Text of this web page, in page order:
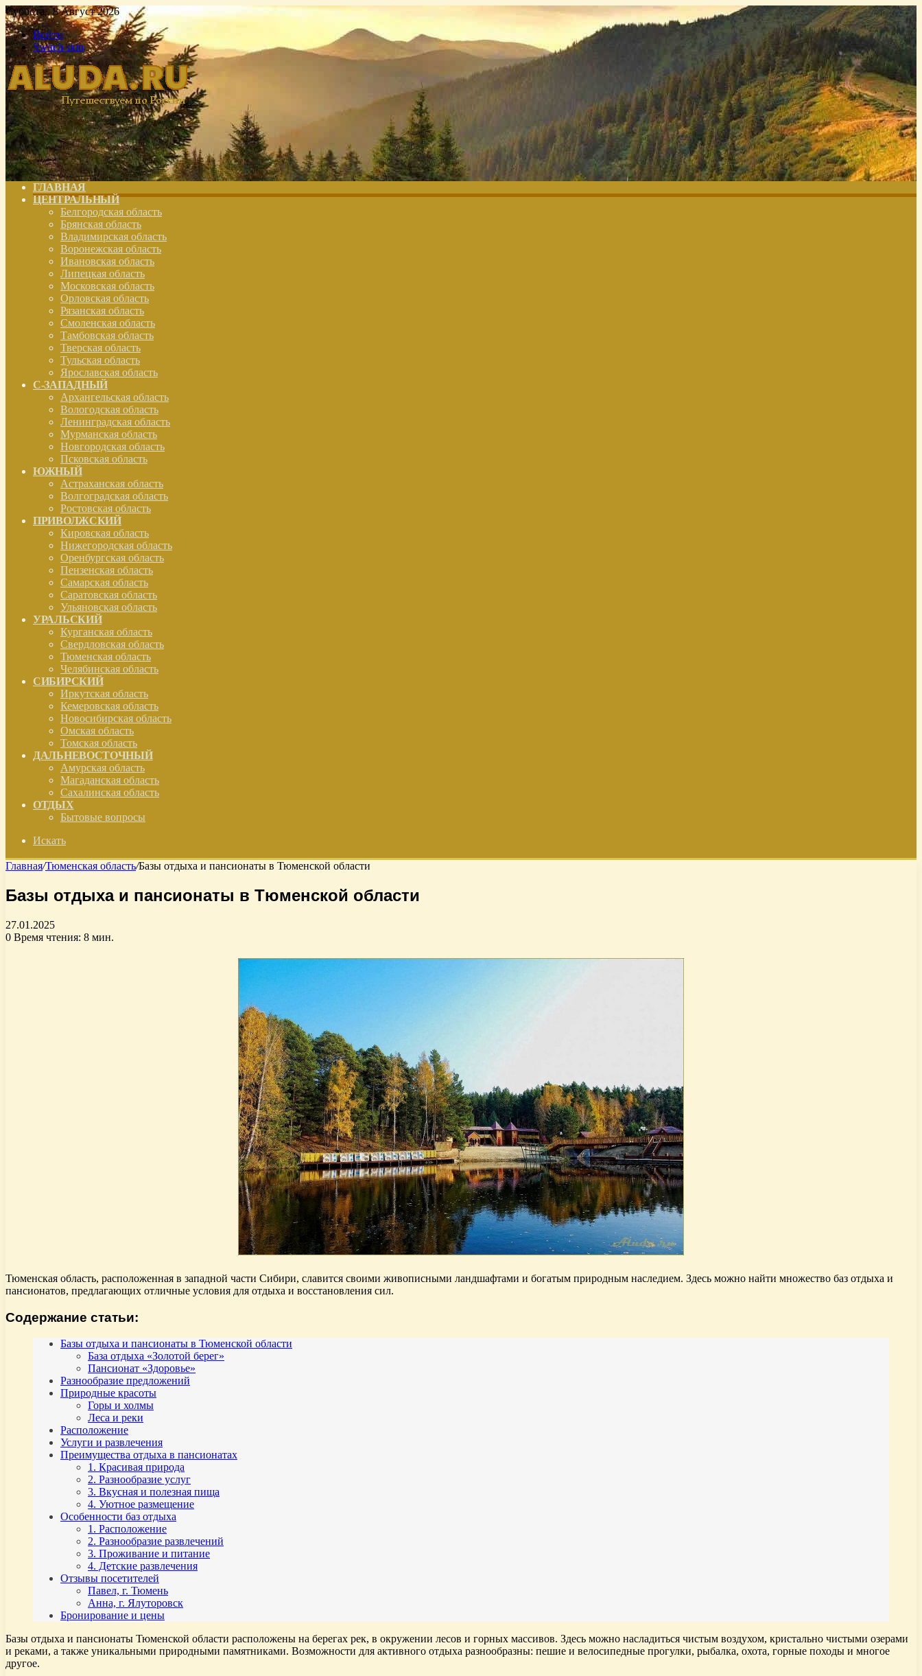
Суббота , 8 Август 2026
Войти
Switch skin
ГЛАВНАЯ
ЦЕНТРАЛЬНЫЙ
Белгородская область
Брянская область
Владимирская область
Воронежская область
Ивановская область
Липецкая область
Московская область
Орловская область
Рязанская область
Смоленская область
Тамбовская область
Тверская область
Тульская область
Ярославская область
С-ЗАПАДНЫЙ
Архангельская область
Вологодская область
Ленинградская область
Мурманская область
Новгородская область
Псковская область
ЮЖНЫЙ
Астраханская область
Волгоградская область
Ростовская область
ПРИВОЛЖСКИЙ
Кировская область
Нижегородская область
Оренбургская область
Пензенская область
Самарская область
Саратовская область
Ульяновская область
УРАЛЬСКИЙ
Курганская область
Свердловская область
Тюменская область
Челябинская область
СИБИРСКИЙ
Иркутская область
Кемеровская область
Новосибирская область
Омская область
Томская область
ДАЛЬНЕВОСТОЧНЫЙ
Амурская область
Магаданская область
Сахалинская область
ОТДЫХ
Бытовые вопросы
Искать
Главная/Тюменская область/Базы отдыха и пансионаты в Тюменской области
Базы отдыха и пансионаты в Тюменской области
27.01.2025
0 Время чтения: 8 мин.
Тюменская область, расположенная в западной части Сибири, славится своими живописными ландшафтами и богатым природным наследием. Здесь можно найти множество баз отдыха и
пансионатов, предлагающих отличные условия для отдыха и восстановления сил.
Содержание статьи:
Базы отдыха и пансионаты в Тюменской области
База отдыха «Золотой берег»
Пансионат «Здоровье»
Разнообразие предложений
Природные красоты
Горы и холмы
Леса и реки
Расположение
Услуги и развлечения
Преимущества отдыха в пансионатах
1. Красивая природа
2. Разнообразие услуг
3. Вкусная и полезная пища
4. Уютное размещение
Особенности баз отдыха
1. Расположение
2. Разнообразие развлечений
3. Проживание и питание
4. Детские развлечения
Отзывы посетителей
Павел, г. Тюмень
Анна, г. Ялуторовск
Бронирование и цены
Базы отдыха и пансионаты Тюменской области расположены на берегах рек, в окружении лесов и горных массивов. Здесь можно насладиться чистым воздухом, кристально чистыми озерами
и реками, а также уникальными природными памятниками. Возможности для активного отдыха разнообразны: пешие и велосипедные прогулки, рыбалка, охота, горные походы и многое
другое.